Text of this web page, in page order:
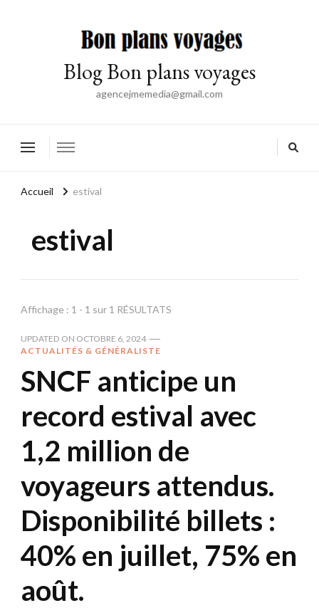
Blog Bon plans voyages
agencejmemedia@gmail.com
Accueil estival
estival
Affichage : 1 - 1 sur 1 RÉSULTATS
UPDATED ON OCTOBRE 6, 2024
ACTUALITÉS & GÉNÉRALISTE
SNCF anticipe un
record estival avec
1,2 million de
voyageurs attendus.
Disponibilité billets :
40% en juillet, 75% en
août.